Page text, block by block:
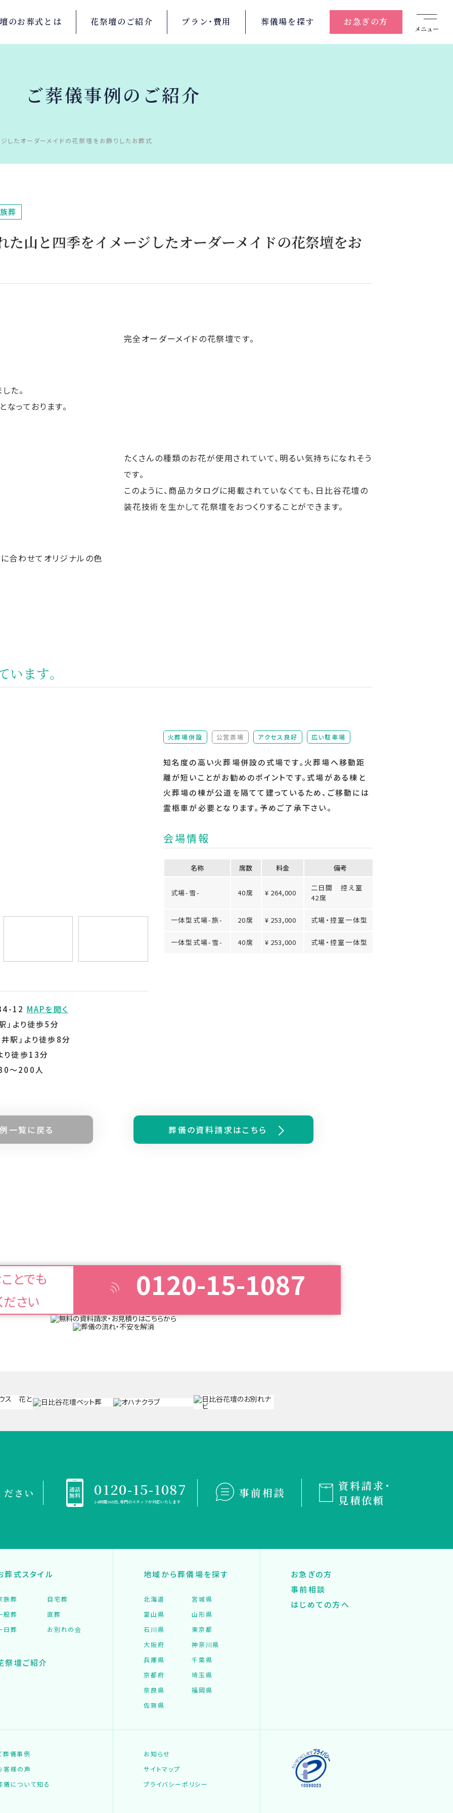
メニュー
のお葬式とは 花祭壇の ご紹介 プラン・ 費用 葬儀場を探す お急ぎの方
ご葬儀事例のご紹介
したオーダーメイドの花祭壇をお飾りしたお葬式
葬
た山と四季をイメージしたオーダーメイドの花祭壇をお
完全オーダーメイドの花祭壇です。
た。
っております。
たくさんの種類のお花が使用されていて、明るい気持ちになれそう
です。
このように、商品カタログに掲載されていなくても、日比谷花壇の
装花技術を生かして花祭壇をおつくりすることができます。
合わせてオリジナルの色
ます。
12 MAPを開く
」より徒歩5分
駅」より徒歩8分
り徒歩13分
～200人
火葬場併設 公営斎場
（非該当）
アクセス良好 広い駐車場
知名度の高い火葬場併設の式場です。火葬場へ移動距
離が短いことがお勧めのポイントです。式場がある棟と
火葬場の棟が公道を隔てて建っているため、ご移動には
霊柩車が必要となります。予めご了承下さい。
会場情報
名称 席数 料⾦ 備考
式場-雪- 40席 ¥ 264,000
二日間 控え室
42席
一体型式場-旅- 20席 ¥ 253,000 式場・控室一体型
一体型式場-雪- 40席 ¥ 253,000 式場・控室一体型
⼀覧に戻る 葬儀の資料請求はこちら
とでも
さい
0120-15-1087
ださい 0120-15-1087
24時間365日、専門のスタッフが対応いたします
事前相談
資料請求・
見積依頼
葬式スタイル
族葬
自宅葬
般葬
直葬
日葬
お別れの会
祭壇ご紹介
地域から葬儀場を探す
北海道
宮城県
富山県
山形県
石川県
東京都
大阪府
神奈川県
兵庫県
千葉県
京都府
埼玉県
奈良県
福岡県
佐賀県
お急ぎの方
事前相談
はじめての方へ
葬儀事例
客様の声
儀について知る
お知らせ
サイトマップ
プライバシーポリシー